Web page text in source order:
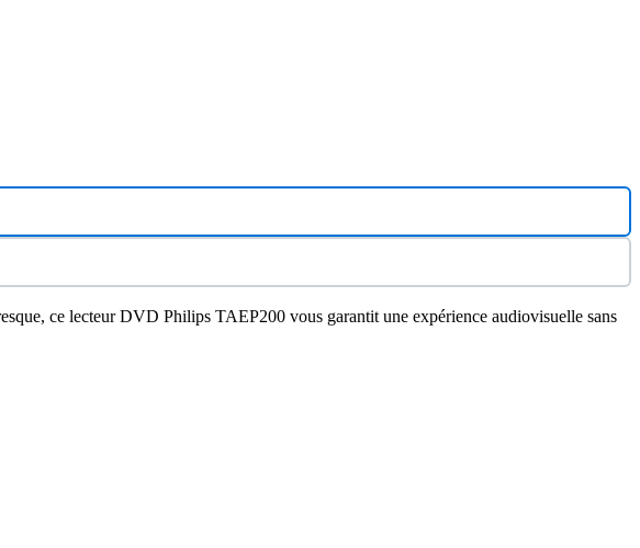
ce lecteur DVD Philips TAEP200 vous garantit une expérience audiovisuelle sans